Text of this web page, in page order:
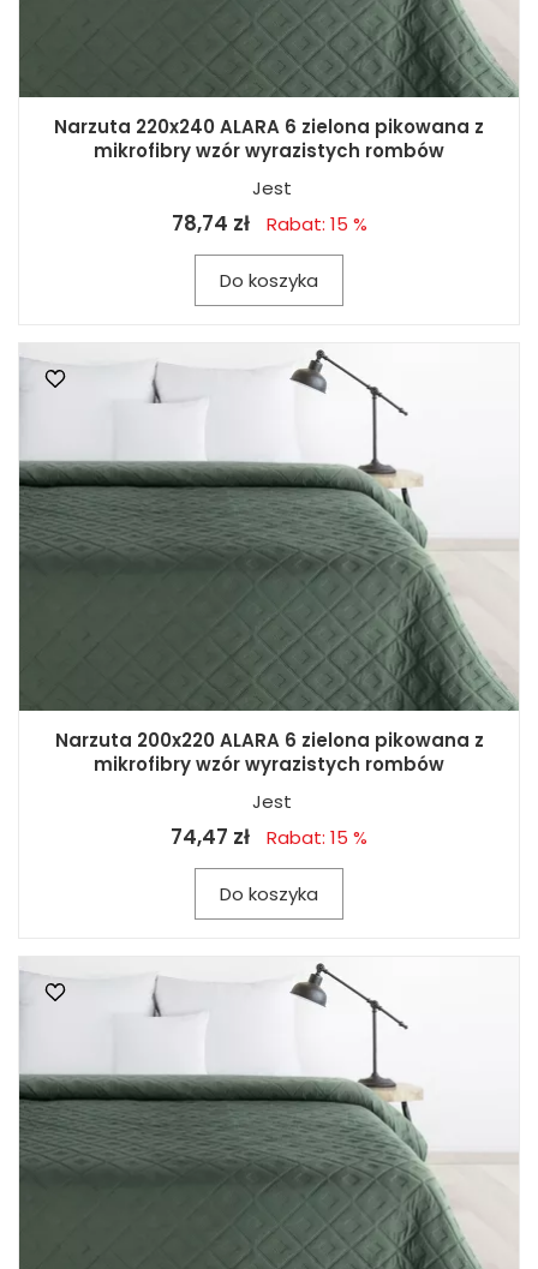
Narzuta 220x240 ALARA 6 zielona pikowana z
mikrofibry wzór wyrazistych rombów
Jest
78,74 zł Rabat: 15 %
Do koszyka
Narzuta 200x220 ALARA 6 zielona pikowana z
mikrofibry wzór wyrazistych rombów
Jest
74,47 zł Rabat: 15 %
Do koszyka